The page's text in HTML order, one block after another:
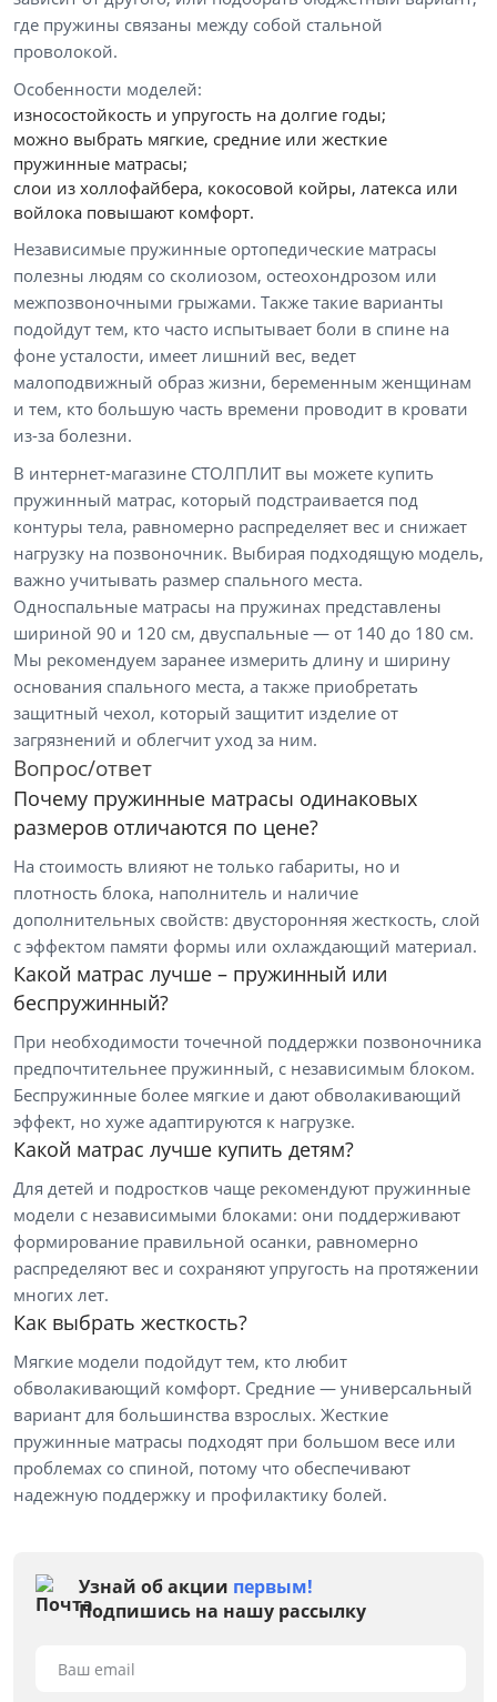
Цена
от до
Размер
Жесткость первой стороны
Жесткость второй стороны
Высота матраса, см
Нагрузка на спальное место, кг
Материал чехла
Пружин на кв.м
Пружин на спальное место
где пружины связаны между собой стальной
проволокой.
Особенности моделей:
износостойкость и упругость на долгие годы;
можно выбрать мягкие, средние или жесткие
пружинные матрасы;
слои из холлофайбера, кокосовой койры, латекса или
войлока повышают комфорт.
Независимые пружинные ортопедические матрасы
полезны людям со сколиозом, остеохондрозом или
межпозвоночными грыжами. Также такие варианты
подойдут тем, кто часто испытывает боли в спине на
фоне усталости, имеет лишний вес, ведет
малоподвижный образ жизни, беременным женщинам
и тем, кто большую часть времени проводит в кровати
из-за болезни.
В интернет-магазине СТОЛПЛИТ вы можете купить
пружинный матрас, который подстраивается под
контуры тела, равномерно распределяет вес и снижает
нагрузку на позвоночник. Выбирая подходящую модель,
важно учитывать размер спального места.
Односпальные матрасы на пружинах представлены
шириной 90 и 120 см, двуспальные — от 140 до 180 см.
Мы рекомендуем заранее измерить длину и ширину
основания спального места, а также приобретать
защитный чехол, который защитит изделие от
загрязнений и облегчит уход за ним.
Вопрос/ответ
Почему пружинные матрасы одинаковых
размеров отличаются по цене?
На стоимость влияют не только габариты, но и
плотность блока, наполнитель и наличие
дополнительных свойств: двусторонняя жесткость, слой
с эффектом памяти формы или охлаждающий материал.
Какой матрас лучше – пружинный или
беспружинный?
При необходимости точечной поддержки позвоночника
предпочтительнее пружинный, с независимым блоком.
Беспружинные более мягкие и дают обволакивающий
эффект, но хуже адаптируются к нагрузке.
Какой матрас лучше купить детям?
Для детей и подростков чаще рекомендуют пружинные
модели с независимыми блоками: они поддерживают
формирование правильной осанки, равномерно
распределяют вес и сохраняют упругость на протяжении
многих лет.
Как выбрать жесткость?
Мягкие модели подойдут тем, кто любит
обволакивающий комфорт. Средние — универсальный
вариант для большинства взрослых. Жесткие
пружинные матрасы подходят при большом весе или
проблемах со спиной, потому что обеспечивают
надежную поддержку и профилактику болей.
Узнай об акции первым!
Подпишись на нашу рассылку
Ваш email